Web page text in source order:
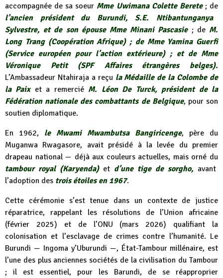
accompagnée de sa soeur Mme Uwimana Colette Berete ; de
l’ancien président du Burundi, S.E. Ntibantunganya
Sylvestre, et de son épouse Mme Minani Pascasie ; de M.
Long Trang (Coopération Afrique) ; de Mme Yamina Guerfi
(Service européen pour l’action extérieure) ; et de Mme
Véronique Petit (SPF Affaires étrangères belges).
L’Ambassadeur Ntahiraja a reçula Médaille de la Colombe de
la Paixet a remercié M. Léon De Turck, président de la
Fédération nationale des combattants de Belgique, pour son
soutien diplomatique.
En 1962, le Mwami Mwambutsa Bangiricenge, père du
Muganwa Rwagasore, avait présidé à la levée du premier
drapeau national — déjà aux couleurs actuelles, mais orné du
tambour royal (Karyenda)et d’une tige de sorgho, avant
l’adoption des trois étoiles en 1967.
Cette cérémonie s’est tenue dans un contexte de justice
réparatrice, rappelant les résolutions de l’Union africaine
(février 2025) et de l’ONU (mars 2026) qualifiant la
colonisation et l’esclavage de crimes contre l’humanité. Le
Burundi — Ingoma y’Uburundi —, État-Tambour millénaire, est
l’une des plus anciennes sociétés de la civilisation du Tambour
; il est essentiel, pour les Barundi, de se réapproprier